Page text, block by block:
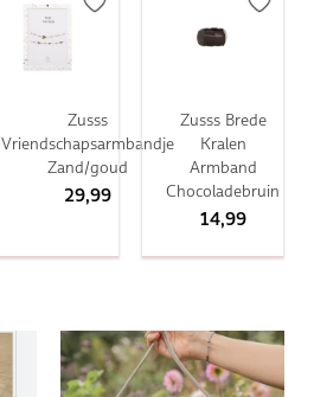
Zusss
Vriendschapsarmbandje
Zand/goud
29,99
Zusss Brede
Kralen
Armband
Chocoladebruin
14,99